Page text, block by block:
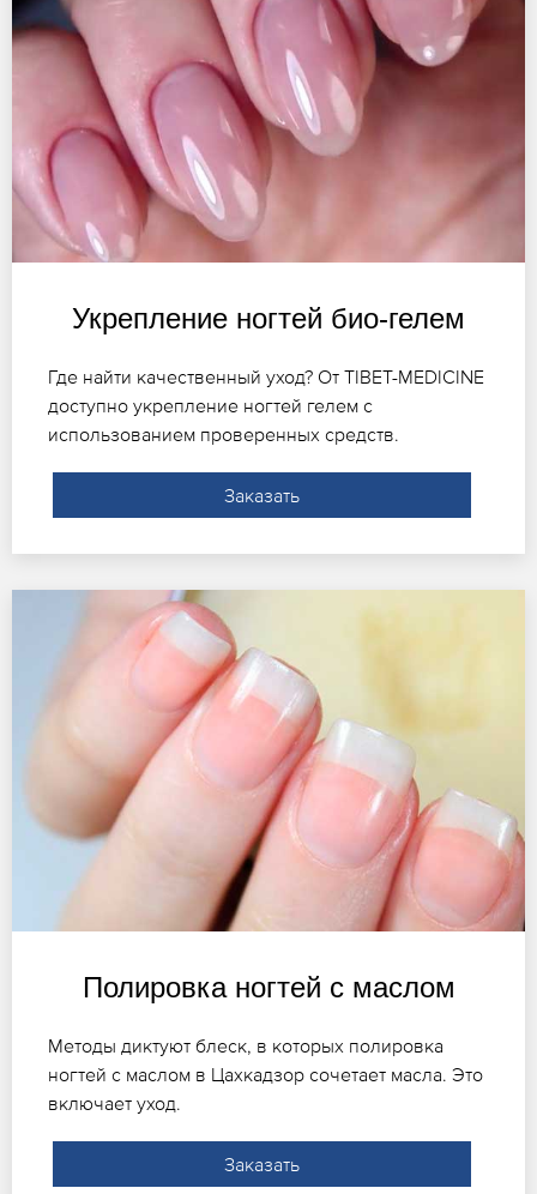
Укрепление ногтей био-гелем
Где найти качественный уход? От TIBET-MEDICINE
доступно укрепление ногтей гелем с
использованием проверенных средств.
Заказать
Полировка ногтей с маслом
Методы диктуют блеск, в которых полировка
ногтей с маслом в Цахкадзор сочетает масла. Это
включает уход.
Заказать